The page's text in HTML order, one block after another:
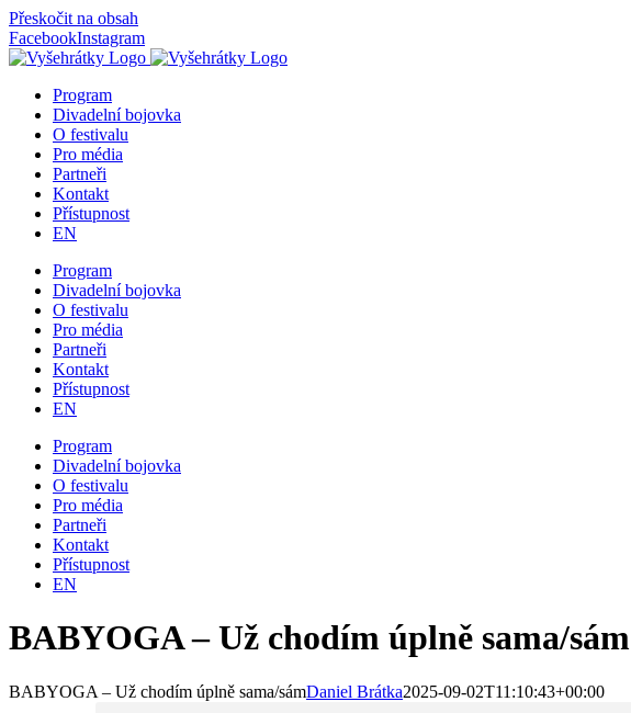
Přeskočit na obsah
FacebookInstagram
Program
Divadelní bojovka
O festivalu
Pro média
Partneři
Kontakt
Přístupnost
EN
Program
Divadelní bojovka
O festivalu
Pro média
Partneři
Kontakt
Přístupnost
EN
Program
Divadelní bojovka
O festivalu
Pro média
Partneři
Kontakt
Přístupnost
EN
BABYOGA – Už chodím úplně sama/sám
BABYOGA – Už chodím úplně sama/sámDaniel Brátka2025-09-02T11:10:43+00:00